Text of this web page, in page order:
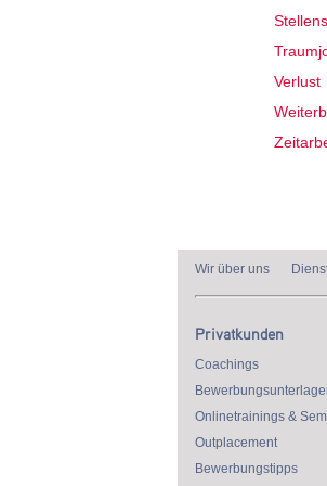
Verlust
Wir über uns
Privatkunden
Coachings
Onlinetrainings &
Outplacement
Bewerbungstipps